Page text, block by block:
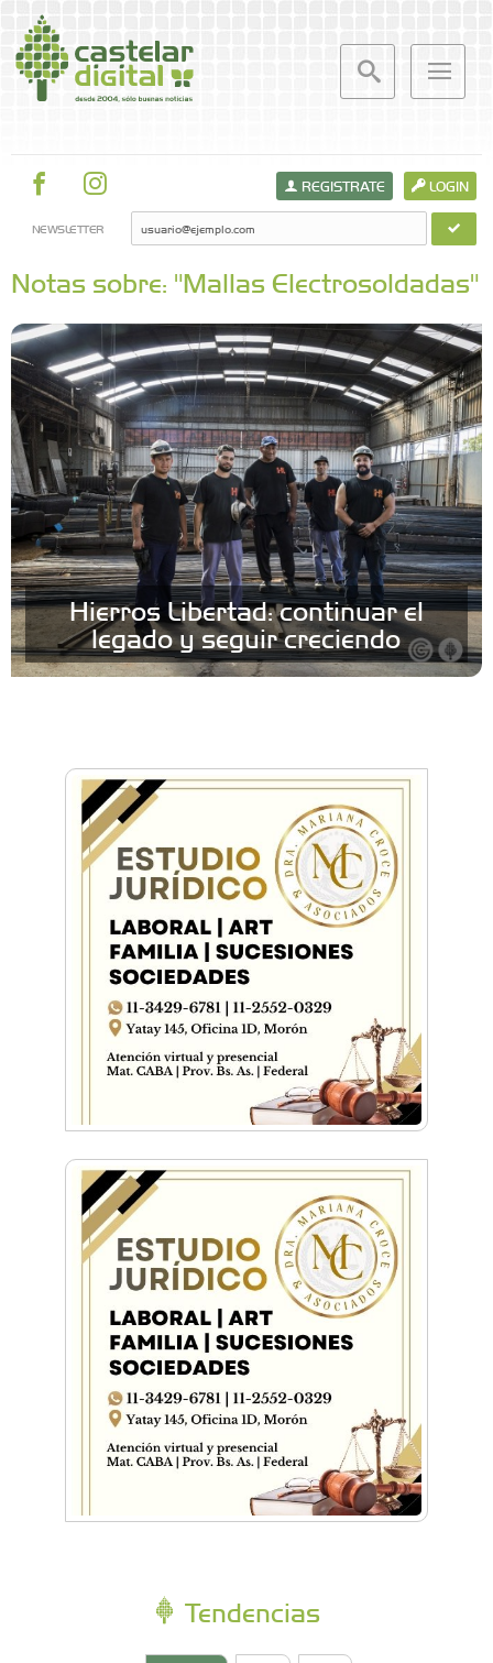
LOGIN
REGISTRATE
NEWSLETTER
Notas sobre: "Mallas Electrosoldadas"
Hierros Libertad: continuar el
legado y seguir creciendo
Tendencias